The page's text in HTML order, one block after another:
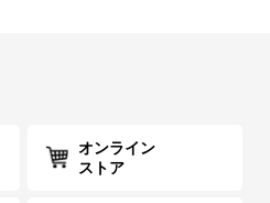
オンライン
ストア